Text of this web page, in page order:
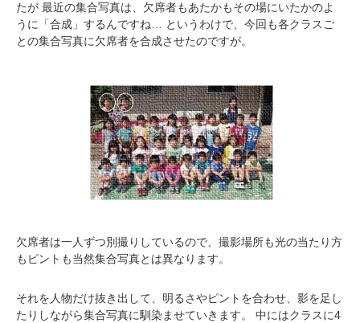
たが 最近の集合写真は、欠席者もあたかもその場にいたかのよ
うに「合成」するんですね… というわけで、今回も各クラスご
との集合写真に欠席者を合成させたのですが。
欠席者は一人ずつ別撮りしているので、撮影場所も光の当たり方
もピントも当然集合写真とは異なります。
それを人物だけ抜き出して、明るさやピントを合わせ、影を足し
たりしながら集合写真に馴染ませていきます。 中にはクラスに4